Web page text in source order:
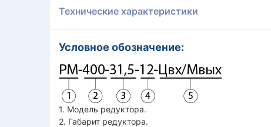
Технические характеристики
Условное обозначение:
1. Модель редуктора.
2. Габарит редуктора.